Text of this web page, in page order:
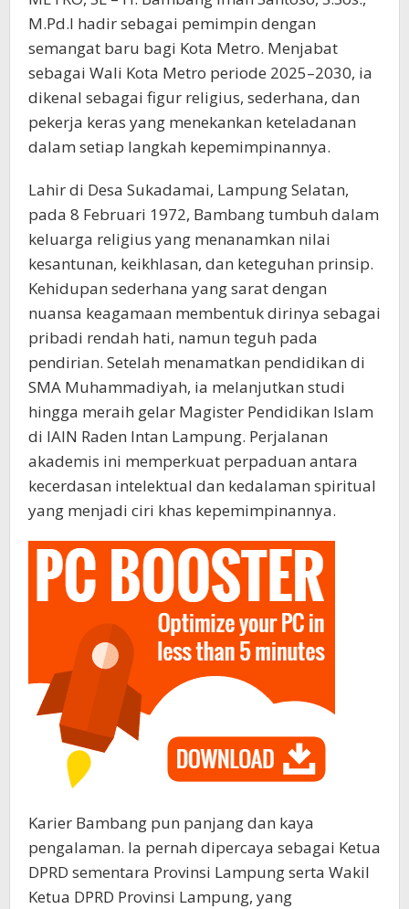
M.Pd.I hadir sebagai pemimpin dengan
semangat baru bagi Kota Metro. Menjabat
sebagai Wali Kota Metro periode 2025–2030, ia
dikenal sebagai figur religius, sederhana, dan
pekerja keras yang menekankan keteladanan
dalam setiap langkah kepemimpinannya.
Lahir di Desa Sukadamai, Lampung Selatan,
pada 8 Februari 1972, Bambang tumbuh dalam
keluarga religius yang menanamkan nilai
kesantunan, keikhlasan, dan keteguhan prinsip.
Kehidupan sederhana yang sarat dengan
nuansa keagamaan membentuk dirinya sebagai
pribadi rendah hati, namun teguh pada
pendirian. Setelah menamatkan pendidikan di
SMA Muhammadiyah, ia melanjutkan studi
hingga meraih gelar Magister Pendidikan Islam
di IAIN Raden Intan Lampung. Perjalanan
akademis ini memperkuat perpaduan antara
kecerdasan intelektual dan kedalaman spiritual
yang menjadi ciri khas kepemimpinannya.
Karier Bambang pun panjang dan kaya
pengalaman. Ia pernah dipercaya sebagai Ketua
DPRD sementara Provinsi Lampung serta Wakil
Ketua DPRD Provinsi Lampung, yang